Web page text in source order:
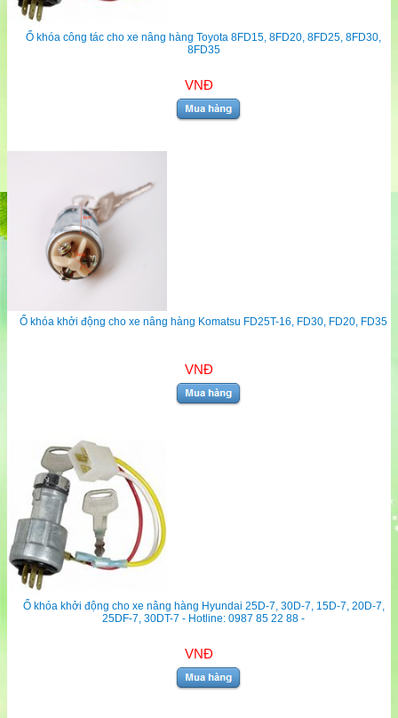
Ổ khóa công tác cho xe nâng hàng Toyota 8FD15, 8FD20, 8FD25, 8FD30,
8FD35
VNĐ
Ổ khóa khởi động cho xe nâng hàng Komatsu FD25T-16, FD30, FD20, FD35
VNĐ
Ổ khóa khởi động cho xe nâng hàng Hyundai 25D-7, 30D-7, 15D-7, 20D-7,
25DF-7, 30DT-7 - Hotline: 0987 85 22 88 -
VNĐ